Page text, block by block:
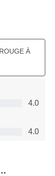
À
4.0
4.0